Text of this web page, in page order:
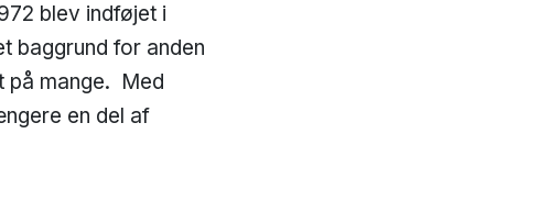
blev indføjet i
baggrund for anden
på mange. Med
en del af